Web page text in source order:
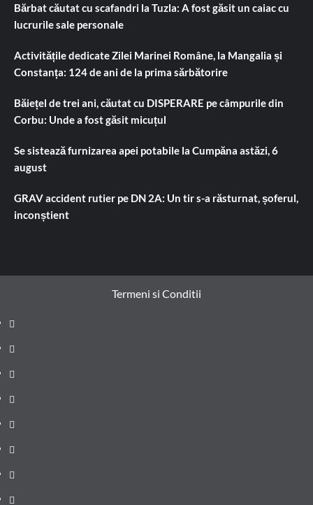
Bărbat căutat cu scafandri la Tuzla: A fost găsit un caiac cu
lucrurile sale personale
Activitățile dedicate Zilei Marinei Române, la Mangalia și
Constanța: 124 de ani de la prima sărbătorire
Băiețel de trei ani, căutat cu DISPERARE pe câmpurile din
Corbu: Unde a fost găsit micuțul
Se sistează furnizarea apei potabile la Cumpăna astăzi, 6
august
GRAV accident rutier pe DN 2A: Un tir s-a răsturnat, șoferul,
inconștient
Termeni si Conditii
Prima
pagină
Știri
de
ultima
Administrație
locală
Actualitate
Justiție
Cultura
Sănătate
Litoral